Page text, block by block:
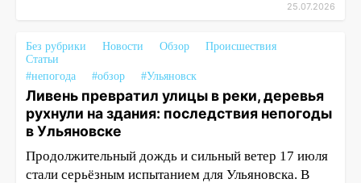
25.07.2026
Без рубрики Новости Обзор
Происшествия
Статьи
#непогода
#обзор #Ульяновск
Ливень превратил улицы в реки, деревья
рухнули на здания: последствия непогоды
в Ульяновске
Продолжительный дождь и сильный ветер 17 июля
стали серьёзным испытанием для Ульяновска. В